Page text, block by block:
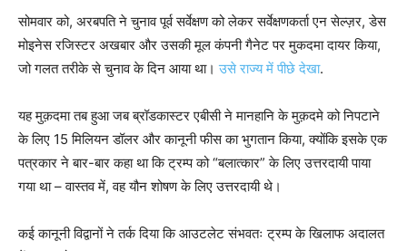
सोमवार को, अरबपति ने चुनाव पूर्व सर्वेक्षण को लेकर सर्वेक्षणकर्ता एन सेल्ज़र, डेस
मोइनेस रजिस्टर अखबार और उसकी मूल कंपनी गैनेट पर मुकदमा दायर किया,
जो गलत तरीके से चुनाव के दिन आया था।उसे राज्य में पीछे देखा.
यह मुक़दमा तब हुआ जब ब्रॉडकास्टर एबीसी ने मानहानि के मुक़दमे को निपटाने
के लिए 15 मिलियन डॉलर और कानूनी फीस का भुगतान किया, क्योंकि इसके एक
पत्रकार ने बार-बार कहा था कि ट्रम्प को “बलात्कार” के लिए उत्तरदायी पाया
गया था – वास्तव में, वह यौन शोषण के लिए उत्तरदायी थे।
कई कानूनी विद्वानों ने तर्क दिया कि आउटलेट संभवतः ट्रम्प के खिलाफ अदालत